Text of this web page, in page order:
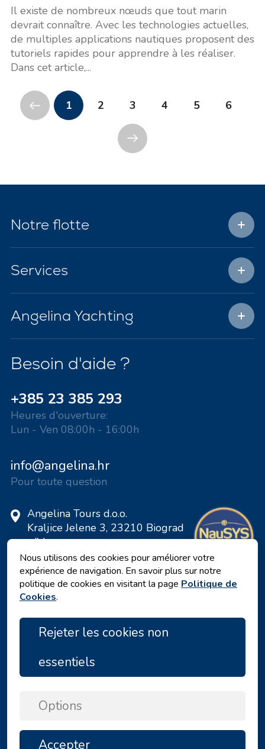
Il existe de nombreux nœuds que tout marin
devrait connaître. Avec les technologies actuelles,
de multiples applications nautiques proposent des
tutoriels rapides pour apprendre à les réaliser.
Dans cet article,...
1 2 3 4 5 6
Notre flotte
Services
Angelina Yachting
Besoin d'aide ?
+385 23 385 293
Heures d'ouverture:
Lun - Ven 08:00h - 16:00h
info@angelina.hr
Pour toute question
Angelina Tours d.o.o.
Kraljice Jelene 3, 23210 Biograd
n/M
Croatie
Numéro de TVA: 20598733460
ID: HR-AB-23-060130534, MB:
0650676
Politique de confidentialité
Nous utilisons des cookies pour améliorer votre
expérience de navigation. En savoir plus sur notre
politique de cookies en visitant la page Politique de
Cookies.
Rejeter les cookies non
essentiels
Options
Accepter